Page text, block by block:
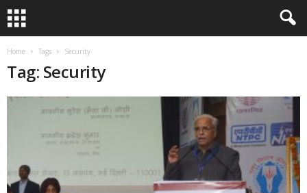
Home Tags Security
Tag: Security